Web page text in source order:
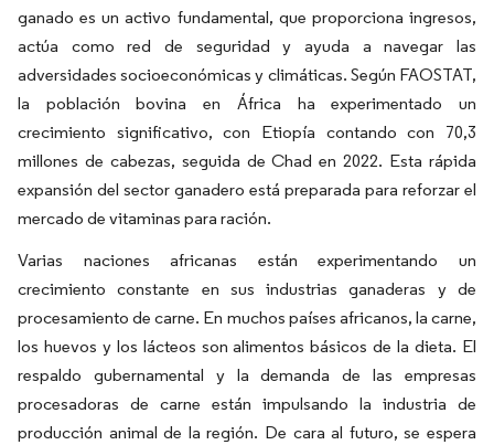
ganado es un activo fundamental, que proporciona ingresos,
actúa como red de seguridad y ayuda a navegar las
adversidades socioeconómicas y climáticas. Según FAOSTAT,
la población bovina en África ha experimentado un
crecimiento significativo, con Etiopía contando con 70,3
millones de cabezas, seguida de Chad en 2022. Esta rápida
expansión del sector ganadero está preparada para reforzar el
mercado de vitaminas para ración.
Varias naciones africanas están experimentando un
crecimiento constante en sus industrias ganaderas y de
procesamiento de carne. En muchos países africanos, la carne,
los huevos y los lácteos son alimentos básicos de la dieta. El
respaldo gubernamental y la demanda de las empresas
procesadoras de carne están impulsando la industria de
producción animal de la región. De cara al futuro, se espera